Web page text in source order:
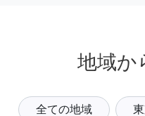
地域か
全ての地域